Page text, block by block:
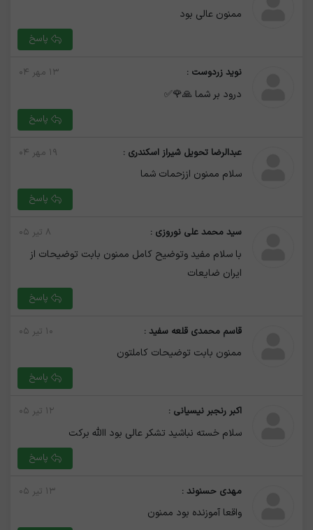
ممنون عالی بود
پاسخ
۱۳ مهر ۰۴ نوید زردوست :
درود بر شما 🙏🌹✅
پاسخ
۱۹ مهر ۰۴ عبدالرضا تحویل شیراز اسکندری :
سلام ممنون اززحمات شما
پاسخ
۸ تیر ۰۵ سید محمد علی نوروزی :
با سلام مفید وتوضیح کامل ممنون بابت توضیحات از
ایران ضایعات
پاسخ
۱۰ تیر ۰۵ قاسم محمدی قلعه سفید :
ممنون بابت توضیحات کاملتون
پاسخ
۱۲ تیر ۰۵ اکبر رنجبر نیسیانی :
سلام خسته نباشید تشکر عالی بود االله برکت
پاسخ
۱۳ تیر ۰۵ مهدی حسنوند :
واقعا آموزنده بود ممنون